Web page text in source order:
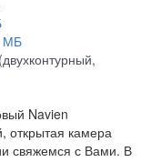
МБ
Navien
открытая камера
свяжемся с Вами. В